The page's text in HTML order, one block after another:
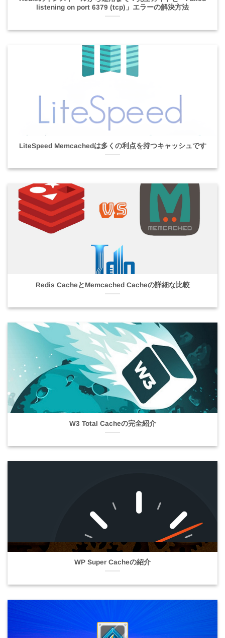
listening on port 6379 (tcp)」エラーの解決方法
LiteSpeed Memcachedは多くの利点を持つキャッシュです
Redis CacheとMemcached Cacheの詳細な比較
W3 Total Cacheの完全紹介
WP Super Cacheの紹介